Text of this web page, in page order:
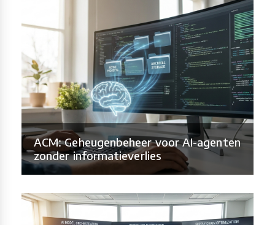
ACM: Geheugenbeheer voor AI-agenten
zonder informatieverlies